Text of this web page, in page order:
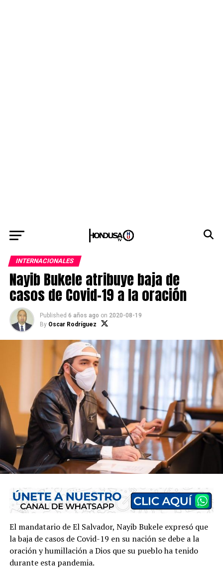
INTERNACIONALES
Nayib Bukele atribuye baja de
casos de Covid-19 a la oración
Published 6 años ago on 2020-08-19
By Oscar Rodríguez
El mandatario de El Salvador, Nayib Bukele expresó que
la baja de casos de Covid-19 en su nación se debe a la
oración y humillación a Dios que su pueblo ha tenido
durante esta pandemia.